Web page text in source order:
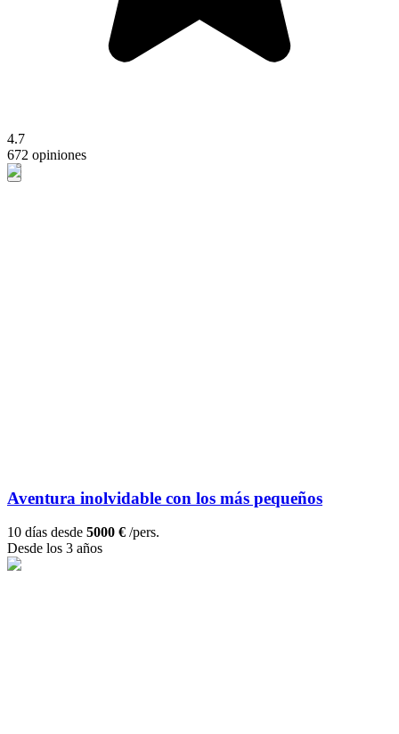
4.7
672 opiniones
Aventura inolvidable con los más pequeños
10 días desde 5000 € /pers.
Desde los 3 años